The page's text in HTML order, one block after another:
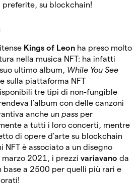
su blockchain!
Kings of Leon ha preso molto
nella musica NFT: ha infatti
ultimo album, While You See
sulla piattaforma NFT
tre tipi di non-fungible
l’album con delle canzoni
anche un pass per
a tutti i loro concerti, mentre
di opere d’arte su blockchain
NFT è associato a un disegno
2021, i prezzi variavano da
a 2500 per quelli più rari e